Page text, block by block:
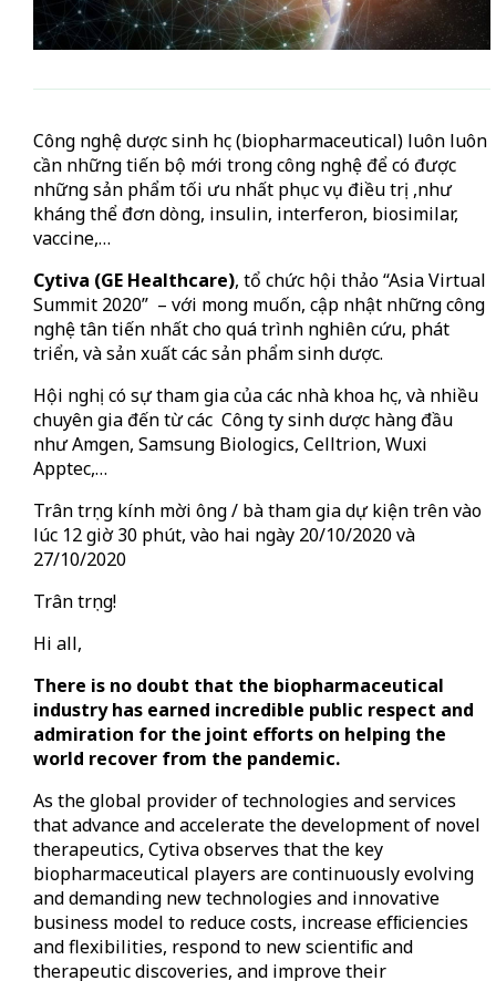
Công nghệ dược sinh học (biopharmaceutical) luôn luôn
cần những tiến bộ mới trong công nghệ để có được
những sản phẩm tối ưu nhất phục vụ điều trị ,như
kháng thể đơn dòng, insulin, interferon, biosimilar,
vaccine,…
Cytiva (GE Healthcare), tổ chức hội thảo “Asia Virtual
Summit 2020” – với mong muốn, cập nhật những công
nghệ tân tiến nhất cho quá trình nghiên cứu, phát
triển, và sản xuất các sản phẩm sinh dược.
Hội nghị có sự tham gia của các nhà khoa học, và nhiều
chuyên gia đến từ các Công ty sinh dược hàng đầu
như Amgen, Samsung Biologics, Celltrion, Wuxi
Apptec,…
Trân trọng kính mời ông / bà tham gia dự kiện trên vào
lúc 12 giờ 30 phút, vào hai ngày 20/10/2020 và
27/10/2020
Trân trọng!
Hi all,
There is no doubt that the biopharmaceutical
industry has earned incredible public respect and
admiration for the joint efforts on helping the
world recover from the pandemic.
As the global provider of technologies and services
that advance and accelerate the development of novel
therapeutics, Cytiva observes that the key
biopharmaceutical players are continuously evolving
and demanding new technologies and innovative
business model to reduce costs, increase efﬁciencies
and flexibilities, respond to new scientiﬁc and
therapeutic discoveries, and improve their